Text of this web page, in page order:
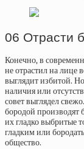
06 Отрасти
Конечно, в
не отрастил на лице
выглядит избитой.
наличия или
совет выглядел
бородой производят
их гладко выбритые
гладким или
общество.